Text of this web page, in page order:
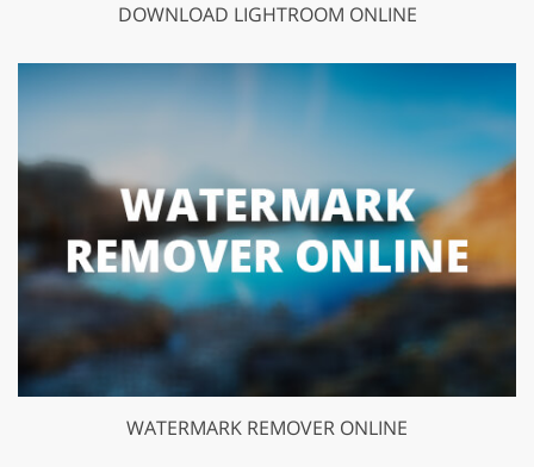
DOWNLOAD LIGHTROOM ONLINE
WATERMARK REMOVER ONLINE